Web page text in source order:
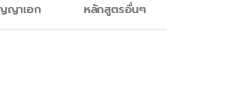
ญาเอก หลักสูตรอื่นๆ